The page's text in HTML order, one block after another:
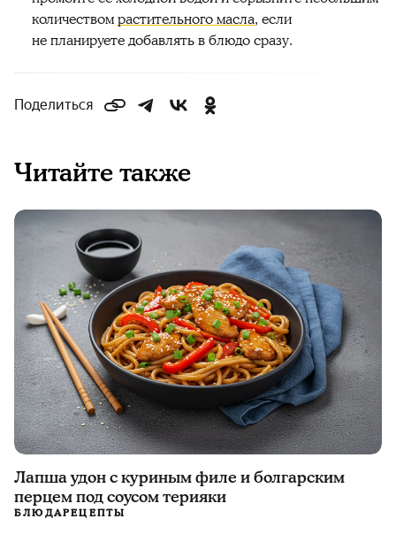
количествомрастительного масла, если
не планируете добавлять в блюдо сразу.
Поделиться
Читайте также
Лапша удон с куриным филе и болгарским
перцем под соусом терияки
БЛЮДАРЕЦЕПТЫ